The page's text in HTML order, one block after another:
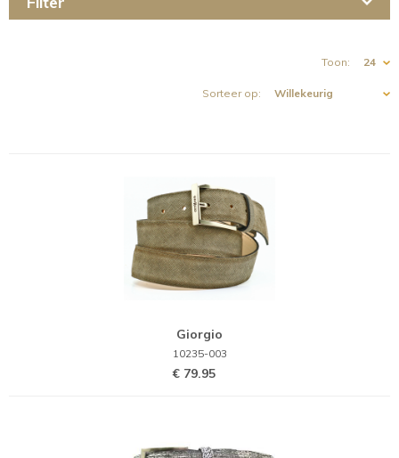
Toon:
Sorteer op:
Giorgio
10235-003
€ 79.95